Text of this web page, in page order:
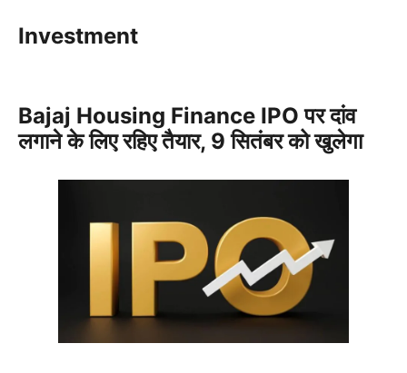
Investment
Bajaj Housing Finance IPO पर दांव
लगाने के लिए रहिए तैयार, 9 सितंबर को खुलेगा